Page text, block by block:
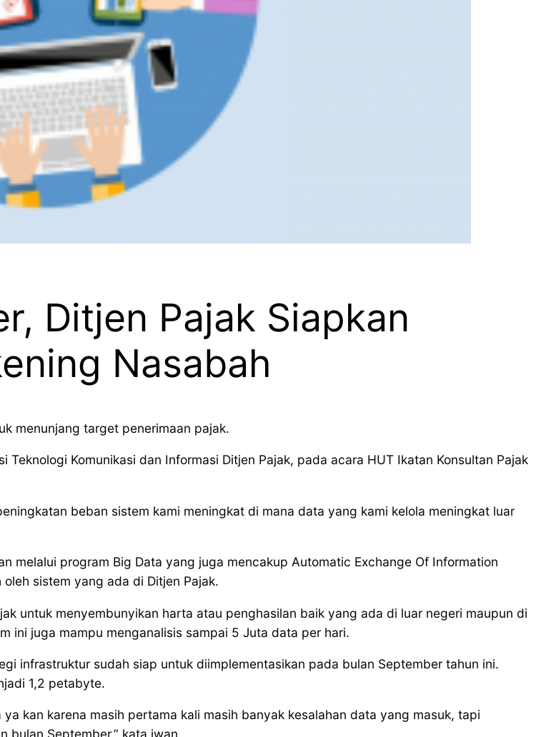
Ditjen Pajak Siapkan
Nasabah
menunjang target penerimaan pajak.
Komunikasi dan Informasi Ditjen Pajak, pada acara HUT Ikatan Konsultan Pajak
beban sistem kami meningkat di mana data yang kami kelola meningkat luar
melalui program Big Data yang juga mencakup Automatic Exchange Of Information
sistem yang ada di Ditjen Pajak.
untuk menyembunyikan harta atau penghasilan baik yang ada di luar negeri maupun di
ini juga mampu menganalisis sampai 5 Juta data per hari.
infrastruktur sudah siap untuk diimplementasikan pada bulan September tahun ini.
1,2 petabyte.
kan karena masih pertama kali masih banyak kesalahan data yang masuk, tapi